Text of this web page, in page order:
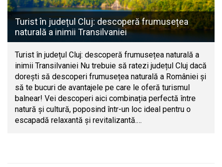
Turist în județul Cluj: descoperă frumusețea
naturală a inimii Transilvaniei
Turist în județul Cluj: descoperă frumusețea naturală a
inimii Transilvaniei Nu trebuie să ratezi județul Cluj dacă
dorești să descoperi frumusețea naturală a României și
să te bucuri de avantajele pe care le oferă turismul
balnear! Vei descoperi aici combinația perfectă între
natură și cultură, poposind într-un loc ideal pentru o
escapadă relaxantă și revitalizantă.…